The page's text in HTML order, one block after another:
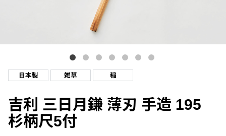
日本製 雑草 稲
吉利 三日月鎌 薄刃 手造 195
杉柄尺5付